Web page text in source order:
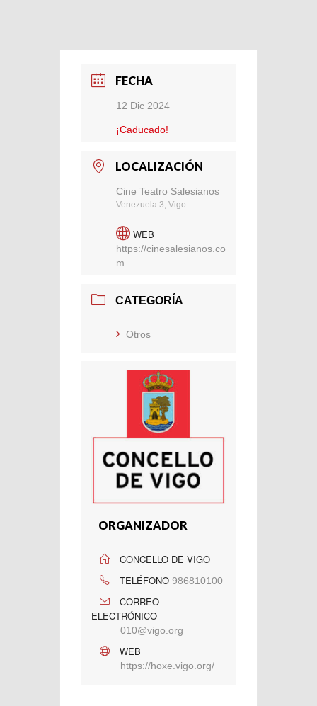
FECHA
12 Dic 2024
¡Caducado!
LOCALIZACIÓN
Cine Teatro Salesianos
Venezuela 3, Vigo
WEB
https://cinesalesianos.co
m
CATEGORÍA
Otros
ORGANIZADOR
CONCELLO DE VIGO
TELÉFONO 986810100
CORREO
ELECTRÓNICO
010@vigo.org
WEB
https://hoxe.vigo.org/